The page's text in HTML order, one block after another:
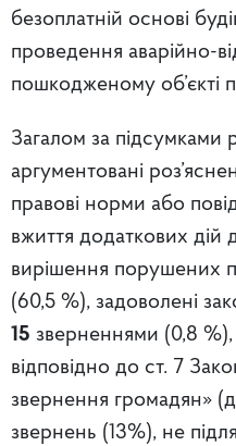
безоплатній основі
проведення аварійно-
пошкодженому об’єкті
Загалом за підсумками
аргументовані
правові норми або
вжиття додаткових дій
вирішення порушених
(60,5 %), задоволені
15 зверненнями (0,8 %),
відповідно до ст. 7
звернення громадян»
звернень (13%), не